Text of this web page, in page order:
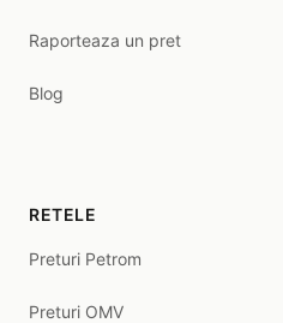
Raporteaza un pret
Blog
RETELE
Preturi Petrom
Preturi OMV